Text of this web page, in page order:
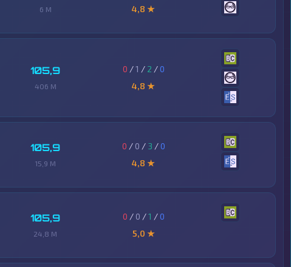
6 M
4,8 ★
105,9
406 M
0 /1 / 2 /0
4,8 ★
105,9
15,9 M
0 / 0 / 3 /0
4,8 ★
105,9
24,8 M
0 / 0 /1 /0
5,0 ★